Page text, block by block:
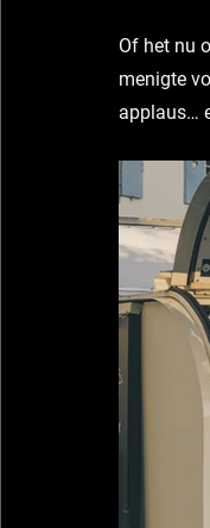
Of het nu
menigte
applaus…